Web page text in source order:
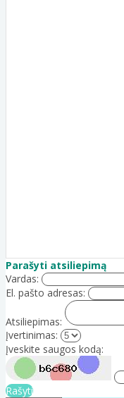
Parašyti atsiliepimą
Vardas:
El. pašto adresas:
Atsiliepimas:
Įvertinimas:
Įveskite saugos kodą:
Rašyti